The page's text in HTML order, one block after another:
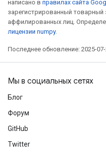
написано в правилах сайта
зарегистрированный товарный
аффилированных лиц.
лицензии numpy.
Последнее обновление: 2025-07-
Мы в социальных сетях
Блог
Форум
GitHub
Twitter